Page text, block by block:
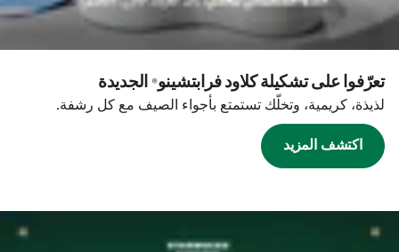
تعرّفوا على تشكيلة كلاود فرابتشينو® الجديدة
لذيذة، كريمية، وتخلّك تستمتع بأجواء الصيف مع كل رشفة.
اكتشف المزيد